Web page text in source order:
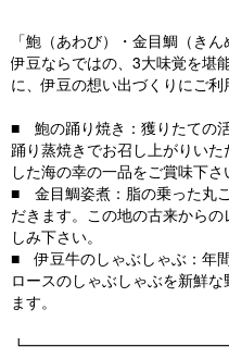
「鮑（あわび）・金目鯛（き
伊豆ならではの、3大味覚を堪
に、伊豆の想い出づくりにご利
■ 鮑の踊り焼き：獲りたての
踊り蒸焼きでお召し上がりい
した海の幸の一品をご賞味下さ
■ 金目鯛姿煮：脂の乗った丸
だきます。この地の古来から
しみ下さい。
■ 伊豆牛のしゃぶしゃぶ：年
ロースのしゃぶしゃぶを新鮮
ます。